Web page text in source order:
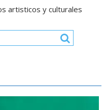
artisticos y culturales